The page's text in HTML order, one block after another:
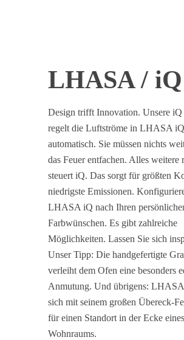
LHASA / iQ
Design trifft Innovation. Unsere iQ
regelt die Luftströme in LHASA
automatisch. Sie müssen nichts
das Feuer entfachen. Alles weitere
steuert iQ. Das sorgt für größten
niedrigste Emissionen.
LHASA iQ nach Ihren
Farbwünschen. Es gibt zahlreiche
Möglichkeiten. Lassen Sie sich
Unser Tipp: Die handgefertigte
verleiht dem Ofen eine besonders
Anmutung. Und übrigens:
sich mit seinem großen Übereck-
für einen Standort in der Ecke eines
Wohnraums.